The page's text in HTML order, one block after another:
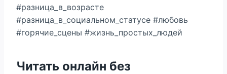
#разница_в_возрасте
#разница_в_социальном_статусе #любовь
#горячие_сцены #жизнь_простых_людей
Читать онлайн без